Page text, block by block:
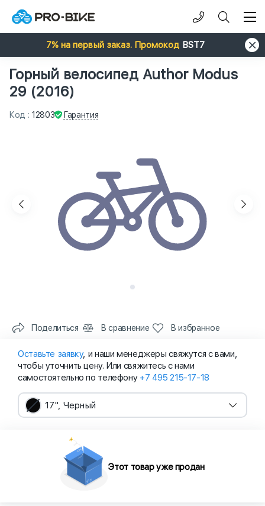
7% на первый заказ. Промокод BST7
Горный велосипед Author Modus
29 (2016)
Код : 12803 Гарантия
Поделиться В сравнение В избранное
Оставьте заявку, и наши менеджеры свяжутся с вами,
чтобы уточнить цену. Или свяжитесь с нами
самостоятельно по телефону +7 495 215-17-18
17", Черный
Этот товар уже продан